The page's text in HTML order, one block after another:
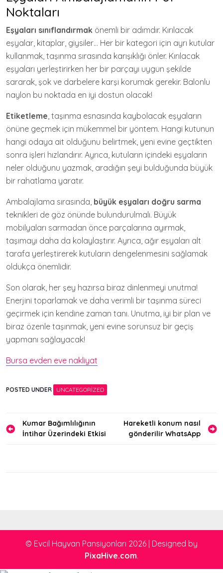
Noktaları
Eşyaları sınıflandırmak önemli bir adımdır. Kırılacak
eşyalar, kitaplar, giysiler… Her bir kategori için ayrı kutular
kullanmak, taşınma sırasında karışıklığı önler. Kırılacak
eşyaları yerleştirirken her bir parçayı uygun şekilde
sararak, şok ve darbelere karşı korumak gerekir. Balonlu
naylon bu noktada en iyi dostun olacak!
Etiketleme, taşınma esnasında kaybolacak eşyaların
önüne geçmek için mükemmel bir yöntem. Hangi kutunun
hangi odaya ait olduğunu belirtmek, yeni evine geçtikten
sonra işleri hızlandırır. Ayrıca, kutuların içindeki eşyaların
neler olduğunu yazmak, aradığın şeyi bulduğunda büyük
bir rahatlama yaratır.
Ambalajlama sırasında, büyük eşyaları doğru sarma
teknikleri de göz önünde bulundurulmalı. Büyük
mobilyaları sarmadan önce parçalarına ayırmak,
taşımayı daha da kolaylaştırır. Ayrıca, ağır eşyaları alt
tarafa yerleştirerek kutuların dengelenmesini sağlamak
oldukça önemlidir.
Son olarak, her şey hazırsa biraz dinlenmeyi unutma!
Enerjini toparlamak ve daha verimli bir taşınma süreci
geçirmek için kendine zaman tanı. Unutma, iyi bir plan ve
biraz özenle taşınmak, yeni evine sorunsuz bir geçiş
yapmanı sağlayacak!
Bursa evden eve nakliyat
POSTED UNDER UNCATEGORIZED
Yazı
gezinmesi
Kumar Bağımlılığının
İntihar Üzerindeki Etkisi
Hareketli konum nasıl
gönderilir WhatsApp
© Evcil Hayvan Pansiyonları 2026 Designed by
PixaHive.com.